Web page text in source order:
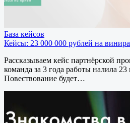
База кейсов
Кейсы: 23 000 000 рублей на
Рассказываем кейс партнёрской
команда за 3 года работы налила
Повествование будет…